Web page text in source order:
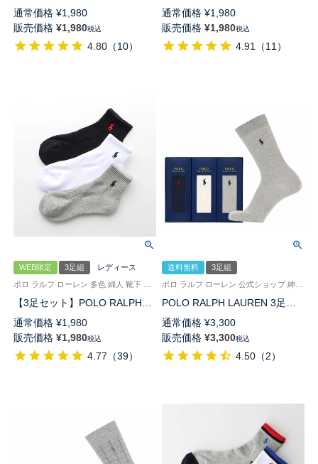
LAUREN 足底パイル アーチサ
ポート ワンポイント TOPロゴ
ショート丈 ソックス メンズ
92009311
通常価格 ¥1,980
販売価格 ¥1,980税込
4.80 （10）
LAUREN ワンポイント スニー
カー丈 ソックス メンズ
92009226
通常価格 ¥1,980
販売価格 ¥1,980税込
4.91 （11）
WEB限定 3足組
レディース
【3足セット】POLO RALPH
LAUREN 《カラバリ豊富》 足
底パイル アーチサポート ワン
ポイント刺繍 ショート丈 ソッ
クス レディース 93246604
通常価格 ¥1,980
販売価格 ¥1,980税込
4.77 （39）
送料無料
3足組
POLO RALPH LAUREN 3足組
ギフトセット 綿混 ワンポイン
ト刺繍 無地リブ クルー丈 カジ
ュアル ソックス メンズ
02092177 ( PLC-30 ) giftset
通常価格 ¥3,300
販売価格 ¥3,300税込
4.50 （2）